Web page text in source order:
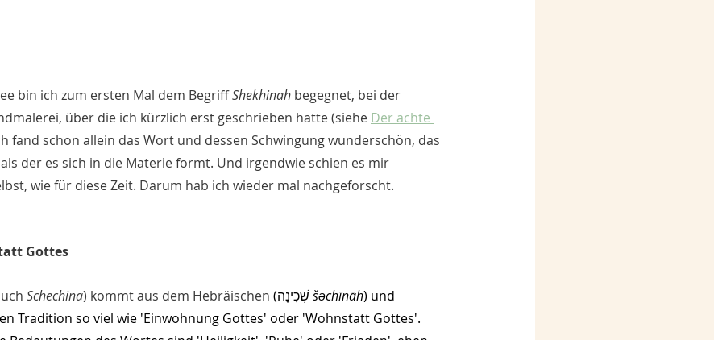
bin ich zum ersten Mal dem Begriff Shekhinah begegnet, bei der
über die ich kürzlich erst geschrieben hatte (siehe Der achte
fand schon allein das Wort und dessen Schwingung wunderschön, das
der es sich in die Materie formt. Und irgendwie schien es mir
wie für diese Zeit. Darum hab ich wieder mal nachgeforscht.
Gottes
Schechina) kommt aus dem Hebräischen šəchīnāh) und
Tradition so viel wie 'Einwohnung Gottes' oder 'Wohnstatt Gottes'.